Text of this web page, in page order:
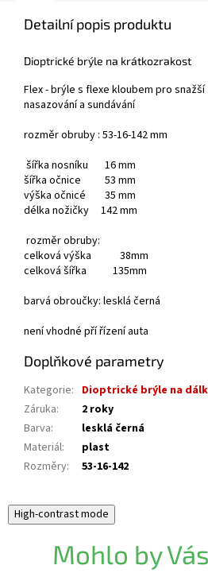
Detailní popis produktu
Dioptrické brýle na krátkozrakost
Flex - brýle s flexe kloubem pro snažší
nasazování a sundávání
rozměr obruby : 53-16-142 mm
šířka nosníku 16 mm
šířka očnice 53 mm
výška očnicé 35 mm
délka nožičky 142 mm
rozměr obruby:
celková výška 38mm
celková šířka 135mm
barvá obroučky: lesklá černá
není vhodné pří řízení auta
Doplňkové parametry
Kategorie: Dioptrické brýle na
Záruka:
2 roky
Barva:
lesklá černá
Materiál:
plast
Rozměry: 53-16-142
High-contrast mode
Mohlo by